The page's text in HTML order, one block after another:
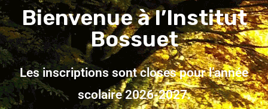
Bienvenue à l’Institut
Bossuet
Les inscriptions sont closespour l’année
scolaire 2026-2027.